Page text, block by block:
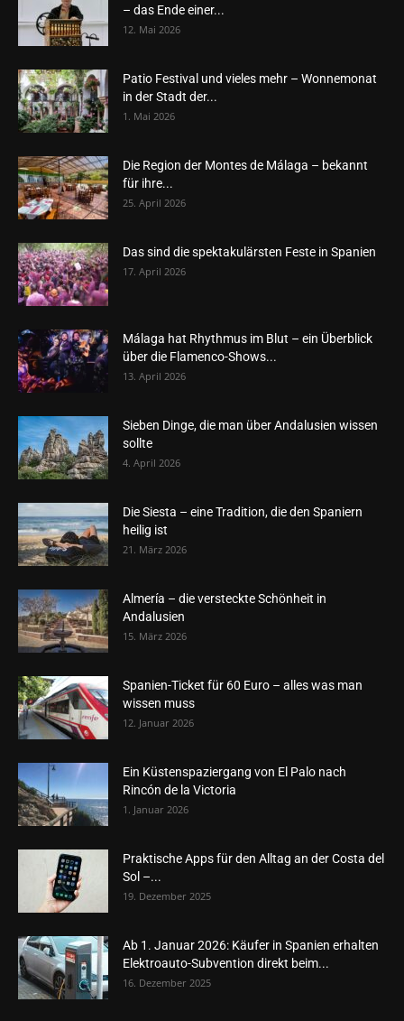
– das Ende einer...
12. Mai 2026
Patio Festival und vieles mehr – Wonnemonat
in der Stadt der...
1. Mai 2026
Die Region der Montes de Málaga – bekannt
für ihre...
25. April 2026
Das sind die spektakulärsten Feste in Spanien
17. April 2026
Málaga hat Rhythmus im Blut – ein Überblick
über die Flamenco-Shows...
13. April 2026
Sieben Dinge, die man über Andalusien wissen
sollte
4. April 2026
Die Siesta – eine Tradition, die den Spaniern
heilig ist
21. März 2026
Almería – die versteckte Schönheit in
Andalusien
15. März 2026
Spanien-Ticket für 60 Euro – alles was man
wissen muss
12. Januar 2026
Ein Küstenspaziergang von El Palo nach
Rincón de la Victoria
1. Januar 2026
Praktische Apps für den Alltag an der Costa del
Sol –...
19. Dezember 2025
Ab 1. Januar 2026: Käufer in Spanien erhalten
Elektroauto-Subvention direkt beim...
16. Dezember 2025